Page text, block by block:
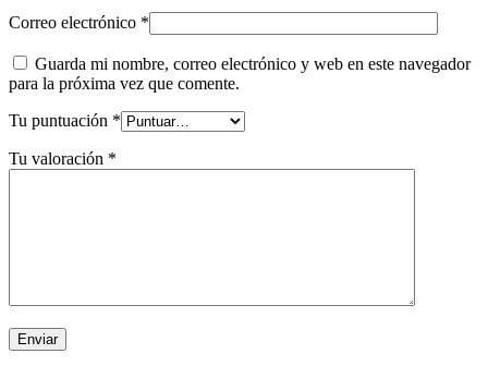
Correo electrónico *
Guarda mi nombre, correo electrónico y web en este navegador
para la próxima vez que comente.
Tu puntuación *
Tu valoración *